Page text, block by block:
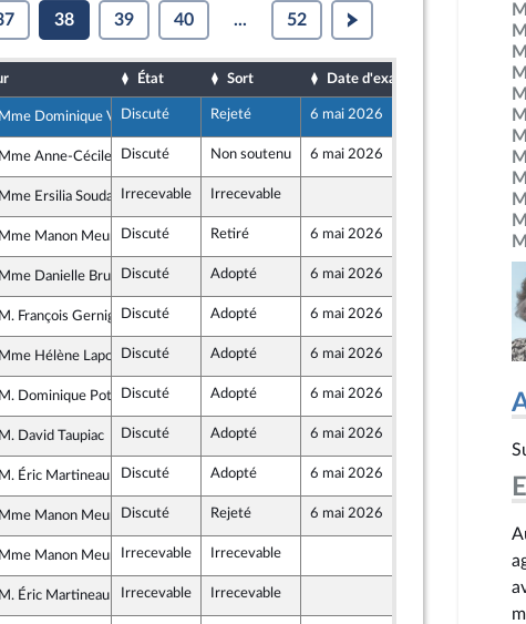
38 39 40 ... 52
État Sort Date d'examen Date de
et Social
Mme Dominique Voynet
Discuté Rejeté 6 mai 2026 29 avril 2026
& Indépendants
Mme Anne-Cécile Violland
Discuté Non soutenu 6 mai 2026 29 avril 2026
France insoumise - Nouveau Front Populaire
Mme Ersilia Soudais Irrecevable Irrecevable 29 avril 2026
France insoumise - Nouveau Front Populaire
Mme Manon MeunierDiscuté Retiré 6 mai 2026 29 avril 2026
pour la République
Mme Danielle BruleboisDiscuté Adopté 6 mai 2026 27 avril
& Indépendants
M. François GernigonDiscuté Adopté 6 mai 2026 29 avril
National
Mme Hélène LaporteDiscuté Adopté 6 mai 2026 29 avril
et apparentés
M. Dominique PotierDiscuté Adopté 6 mai 2026 29 avril 2026
Indépendants, Outre-mer et Territoires
M. David Taupiac Discuté Adopté 6 mai 2026
Démocrates
M. Éric Martineau Discuté Adopté 6 mai 2026 29 avril 2026
France insoumise - Nouveau Front Populaire
Mme Manon MeunierDiscuté Rejeté 6 mai 2026
France insoumise - Nouveau Front Populaire
Mme Manon MeunierIrrecevable Irrecevable
Démocrates
M. Éric Martineau Irrecevable Irrecevable 1 mai 2026